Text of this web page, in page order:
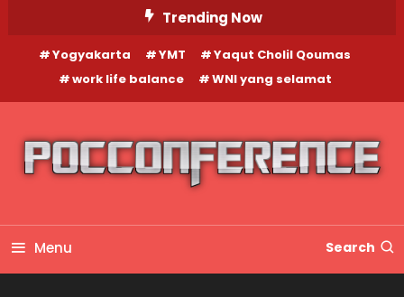
Content
Trending Now
Yogyakarta YMT
Yaqut Cholil Qoumas
work life balance
WNI yang selamat
Menu Search